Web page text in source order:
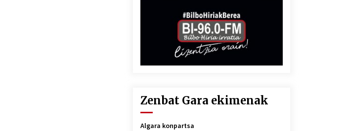
Zenbat Gara ekimenak
Algara konpartsa